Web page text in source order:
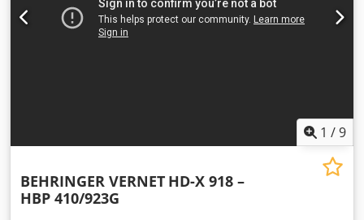
1 /9
BEHRINGER VERNET HD-X 918 –
HBP 410/923G